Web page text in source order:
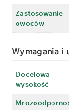
Zastosowanie
owoców
Wymagania i
Docelowa
wysokość